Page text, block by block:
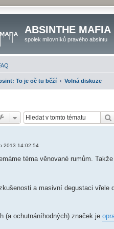
ABSINTHE MAFIA
spolek milovníků pravého absintu
To je oč tu běží Volná diskuze
2013 14:02:54
téma věnované rumům.
a masivní degustaci vřele
(a ochutnáníhodných) značek je